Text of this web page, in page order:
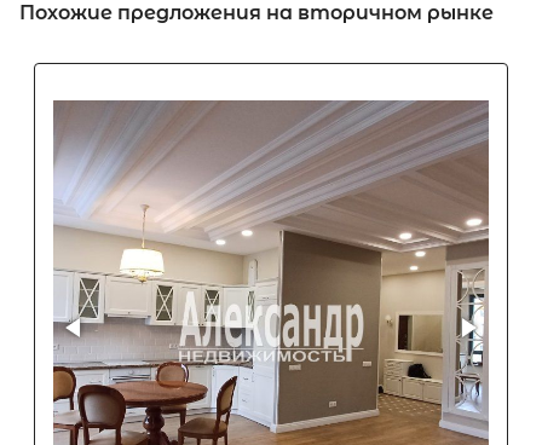
Похожие предложения на вторичном рынке